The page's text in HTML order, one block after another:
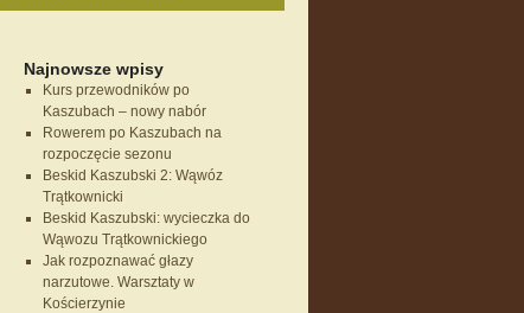
Najnowsze wpisy
Kurs przewodników po
Kaszubach – nowy nabór
Rowerem po Kaszubach na
rozpoczęcie sezonu
Beskid Kaszubski 2: Wąwóz
Trątkownicki
Beskid Kaszubski: wycieczka do
Wąwozu Trątkownickiego
Jak rozpoznawać głazy
narzutowe. Warsztaty w
Kościerzynie